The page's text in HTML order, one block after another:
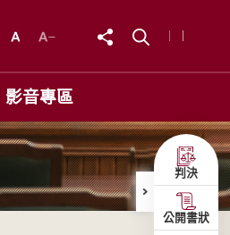
影音專區
判決
公開書狀